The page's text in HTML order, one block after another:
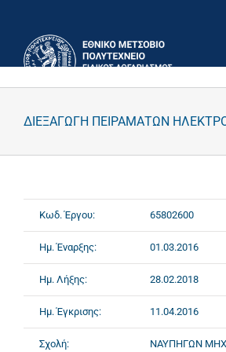
περιεχόμενο
ΔΙΕΞΑΓΩΓΗ ΠΕΙΡΑΜΑΤΩΝ
Κωδ. Έργου: 65802600
Ημ. Έναρξης: 01.03.2016
Ημ. Λήξης: 28.02.2018
Ημ. Έγκρισης: 11.04.2016
Σχολή: ΝΑΥΠΗΓΩΝ